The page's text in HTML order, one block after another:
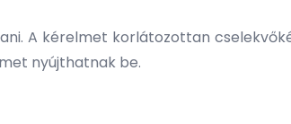
A kérelmet korlátozottan
nyújthatnak be.